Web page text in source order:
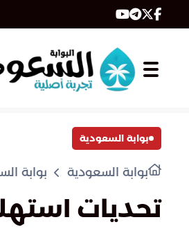
بوابة السعودية
بوابة السعودية بوابة
تحديات